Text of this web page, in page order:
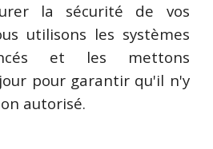
la sécurité de vos
utilisons les systèmes
et les mettons
pour garantir qu'il n'y
autorisé.